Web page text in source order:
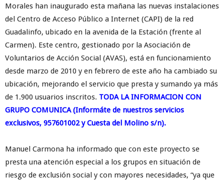
Morales han inaugurado esta mañana las nuevas instalaciones
del Centro de Acceso Público a Internet (CAPI) de la red
Guadalinfo, ubicado en la avenida de la Estación (frente al
Carmen). Este centro, gestionado por la Asociación de
Voluntarios de Acción Social (AVAS), está en funcionamiento
desde marzo de 2010 y en febrero de este año ha cambiado su
ubicación, mejorando el servicio que presta y sumando ya más
de 1.900 usuarios inscritos. TODA LA INFORMACION CON
GRUPO COMUNICA (Informáte de nuestros servicios
exclusivos, 957601002 y Cuesta del Molino s/n).
Manuel Carmona ha informado que con este proyecto se
presta una atención especial a los grupos en situación de
riesgo de exclusión social y con mayores necesidades, “ya que